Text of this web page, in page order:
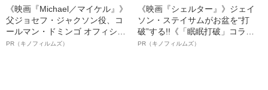
《映画『Michael／マイケル』》
父ジョセフ・ジャクソン役、コ
ールマン・ドミンゴ オフィシャ
ルインタビュー“観客を魅了した
PR（キノフィルムズ）
《映画『シェルター』》ジェイ
ソン・ステイサムがお盆を“打
破”する!!《「眠眠打破」コラ
ボ》
PR（キノフィルムズ）